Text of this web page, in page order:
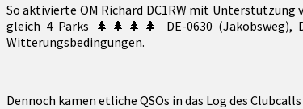
So aktivierte OM Richard DC1RW mit Unterstützung
gleich 4 Parks 🌲🌲🌲🌲 DE-0630 (Jakobsweg),
Witterungsbedingungen.
Dennoch kamen etliche QSOs in das Log des